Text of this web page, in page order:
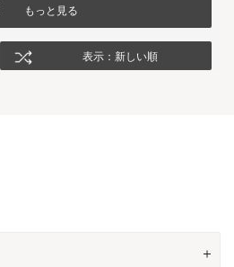
もっと見る
表示：新しい順